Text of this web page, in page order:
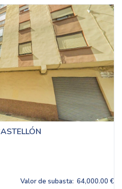
Valor de subasta: 64,000.00 €